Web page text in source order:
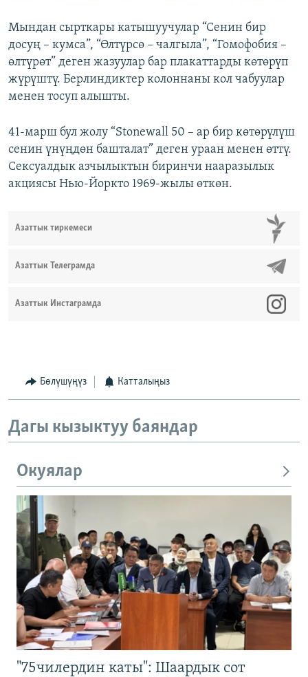
Мындан сырткары катышуучулар “Сенин бир
досуң – кумса”, “Өлтүрсө – чалгыла”, “Гомофобия –
өлтүрөт” деген жазуулар бар плакаттарды көтөрүп
жүрүштү. Берлиндиктер колоннаны кол чабуулар
менен тосуп алышты.
41-марш бул жолу “Stonewall 50 – ар бир көтөрүлүш
сенин үнүңдөн башталат” деген ураан менен өттү.
Сексуалдык азчылыктын биринчи нааразылык
акциясы Нью-Йоркто 1969-жылы өткөн.
Азаттык тиркемеси
Азаттык Телеграмда
Азаттык Инстаграмда
Бөлүшүңүз Катталыңыз
Дагы кызыктуу баяндар
Окуялар
"75чилердин каты": Шаардык сот